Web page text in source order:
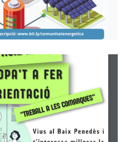
O Vols Millorar La
Laboral O Vols
Te?